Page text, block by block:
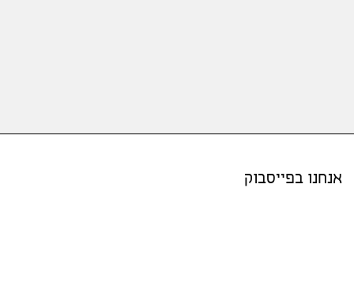
אנחנו בפייסבוק